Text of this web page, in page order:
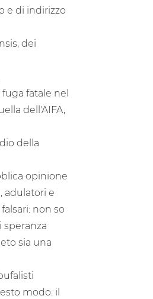
e di indirizzo
dei
fatale nel
dell'AIFA,
della
opinione
adulatori e
non so
speranza
sia una
modo: il